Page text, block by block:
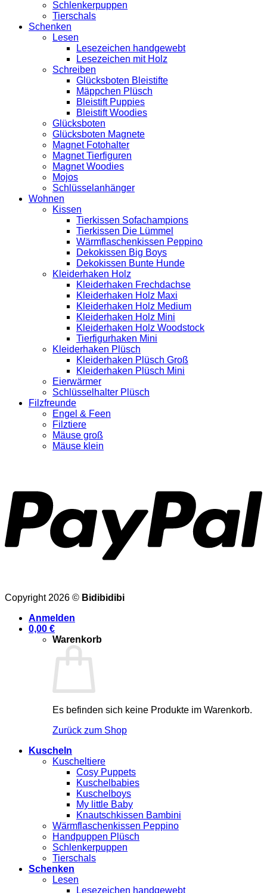
Schlenkerpuppen
Tierschals
Schenken
Lesen
Lesezeichen handgewebt
Lesezeichen mit Holz
Schreiben
Glücksboten Bleistifte
Mäppchen Plüsch
Bleistift Puppies
Bleistift Woodies
Glücksboten
Glücksboten Magnete
Magnet Fotohalter
Magnet Tierfiguren
Magnet Woodies
Mojos
Schlüsselanhänger
Wohnen
Kissen
Tierkissen Sofachampions
Tierkissen Die Lümmel
Wärmflaschenkissen Peppino
Dekokissen Big Boys
Dekokissen Bunte Hunde
Kleiderhaken Holz
Kleiderhaken Frechdachse
Kleiderhaken Holz Maxi
Kleiderhaken Holz Medium
Kleiderhaken Holz Mini
Kleiderhaken Holz Woodstock
Tierfigurhaken Mini
Kleiderhaken Plüsch
Kleiderhaken Plüsch Groß
Kleiderhaken Plüsch Mini
Eierwärmer
Schlüsselhalter Plüsch
Filzfreunde
Engel & Feen
Filztiere
Mäuse groß
Mäuse klein
Copyright 2026 © Bidibidibi
Anmelden
0,00 €
Warenkorb
Es befinden sich keine Produkte im Warenkorb.
Zurück zum Shop
Kuscheln
Kuscheltiere
Cosy Puppets
Kuschelbabies
Kuschelboys
My little Baby
Knautschkissen Bambini
Wärmflaschenkissen Peppino
Handpuppen Plüsch
Schlenkerpuppen
Tierschals
Schenken
Lesen
Lesezeichen handgewebt